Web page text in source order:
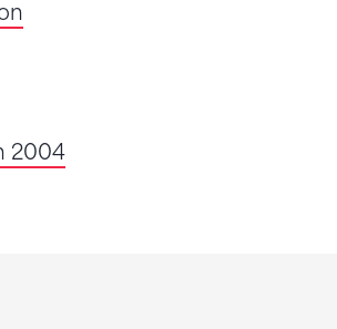
2004